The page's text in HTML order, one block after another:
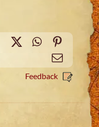
Facebook
X WhatsApp
Email
Feedback